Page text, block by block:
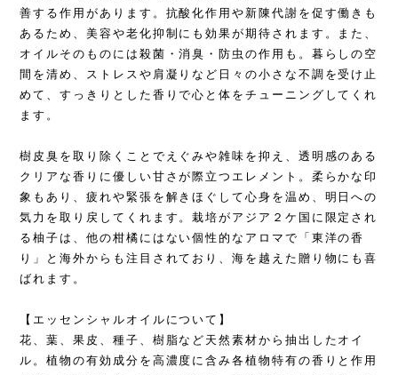
善する作用があります。抗酸化作用や新陳代謝を促す働きも
あるため、美容や老化抑制にも効果が期待されます。また、
オイルそのものには殺菌・消臭・防虫の作用も。暮らしの空
間を清め、ストレスや肩凝りなど日々の小さな不調を受け止
めて、すっきりとした香りで心と体をチューニングしてくれ
ます。
樹皮臭を取り除くことでえぐみや雑味を抑え、透明感のある
クリアな香りに優しい甘さが際立つエレメント。柔らかな印
象もあり、疲れや緊張を解きほぐして心身を温め、明日への
気力を取り戻してくれます。栽培がアジア２ケ国に限定され
る柚子は、他の柑橘にはない個性的なアロマで「東洋の香
り」と海外からも注目されており、海を越えた贈り物にも喜
ばれます。
【エッセンシャルオイルについて】
花、葉、果皮、種子、樹脂など天然素材から抽出したオイ
ル。植物の有効成分を高濃度に含み各植物特有の香りと作用